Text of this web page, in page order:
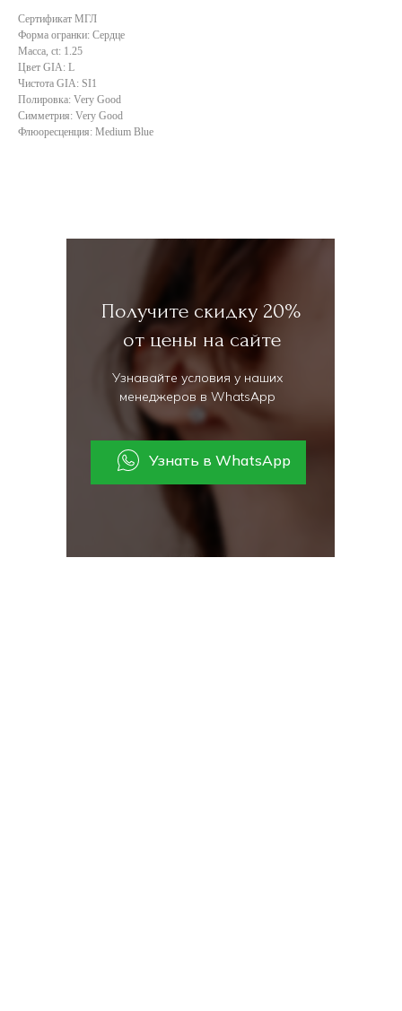
Сертификат МГЛ
Форма огранки: Сердце
Масса, ct: 1.25
Цвет GIA: L
Чистота GIA: SI1
Полировка: Very Good
Симметрия: Very Good
Флюоресценция: Medium Blue
Получите скидку 20%
от цены на сайте
Узнавайте условия у наших
менеджеров в WhatsApp
Узнать в WhatsApp